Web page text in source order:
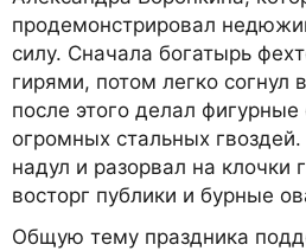
продемонстрировал
силу. Сначала богатырь
гирями, потом легко согнул
после этого делал фигурные
огромных стальных
надул и разорвал на клочки
восторг публики и бурные
Общую тему праздника